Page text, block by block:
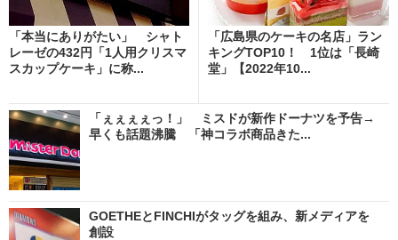
「本当にありがたい」 シャト
レーゼの432円「1人用クリスマ
スカップケーキ」に称...
「広島県のケーキの名店」ラン
キングTOP10！ 1位は「長崎
堂」【2022年10...
「ぇぇぇぇっ！」 ミスドが新作ドーナツを予告→
早くも話題沸騰 「神コラボ商品きた...
GOETHEとFINCHIがタッグを組み、新メディアを
創設